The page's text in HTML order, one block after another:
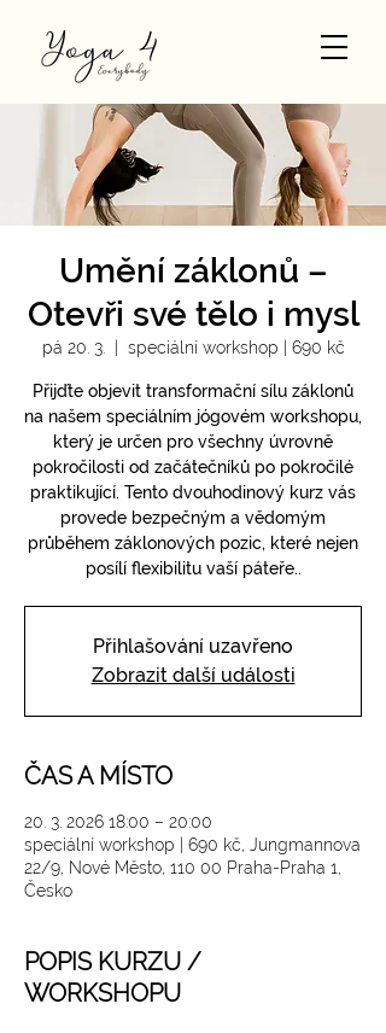
Umění záklonů –
Otevři své tělo i mysl
pá 20. 3. speciální workshop | 690 kč
Přijďte objevit transformační sílu záklonů
na našem speciálním jógovém workshopu,
který je určen pro všechny úvrovně
pokročilosti od začátečníků po pokročilé
praktikující. Tento dvouhodinový kurz vás
provede bezpečným a vědomým
průběhem záklonových pozic, které nejen
posílí flexibilitu vaší páteře..
Přihlašování uzavřeno
Zobrazit další události
ČAS A MÍSTO
20. 3. 2026 18:00 – 20:00
speciální workshop | 690 kč, Jungmannova
22/9, Nové Město, 110 00 Praha-Praha 1,
Česko
POPIS KURZU /
WORKSHOPU